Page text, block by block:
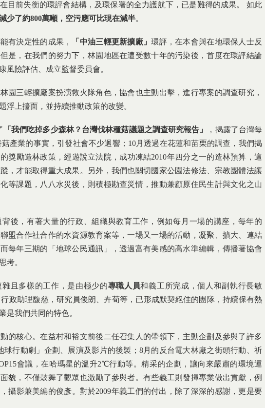
目前失衡的環評會結構，及環保署的全力護航下，已是難得的成果。 如此
少了約800萬噸，空污應可比現在減半。
有決定性的成果， 「中油三輕更新擴廠」環評，在本會與在地環保人士反
是，在我們的努力下，林園地區在遭受數十年的污染後，首度在環評結論
風險評估、成立監督委員會。
園三輕擴廠案扮演救火隊角色，協會也主動出擊，進行專案的調查研究，
浮上擡面，並持續推動政策的改變。
「我們吃掉多少森林？台灣伐林種菇議題之調查研究報告」
，揭露了台灣每
產業的事實，引發社會不少迴響；10月透過在花蓮和苗栗的調查，我們揭
的獎勵造林政策，經遊說立法院，成功凍結2010年四分之一的造林預算，這
，才能取得重大成果。另外，我們也關切國家公園法修法、宗教團體法讓
等課題，八八水災後，則積極勘查災情，推動兼顧原住民生計與文化之山
後，有著大量的行政、組織與教育工作，例如每月一場的講座，每年的
盟合作社合作的水資源教育案等，一場又一場的活動，凝聚、擴大、連結
每年三期的「地球公民通訊」，透過富有美感的高水準編輯，傳播著協會
考。
且多樣的工作，是由極少的專職人員和義工所完成，個人和副執行長敏
政助理馥慈，研究員俊朗、卉荀等，已形成默契絕佳的團隊，持續保有熱
是我們共同的特色。
的核心。在益村和裕文前後二任召集人的帶領下，主動企劃及參與了許多
球行動劇」企劃、展演及影片的後製；8月的反台電大林廠之街頭行動、祈
會議，在哈瑪星的溫升2℃行動等。精采的企劃，讓向來嚴肅的環境運
貌，不僅鼓舞了觀眾也激勵了參與者。有些義工則發揮專業做出貢獻，例
攝影兼美編的俊彥。對於2009年義工們的付出，除了深深的感謝，更是要